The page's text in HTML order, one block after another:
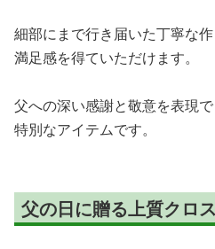
細部にまで行き届いた丁寧な
満足感を得ていただけます。
父への深い感謝と敬意を表現
特別なアイテムです。
父の日に贈る上質クロ